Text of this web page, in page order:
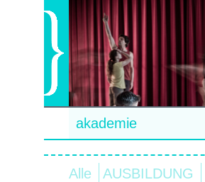
akademie
Alle AUSBILDUNG